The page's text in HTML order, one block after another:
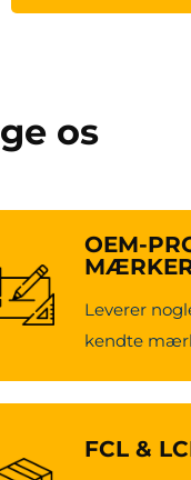
os
OEM-
Leverer
kendte
FCL &